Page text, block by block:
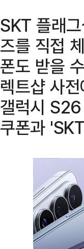
SKT 플래
즈를 직접
폰도 받을
렉트샵 사
갤럭시
쿠폰과